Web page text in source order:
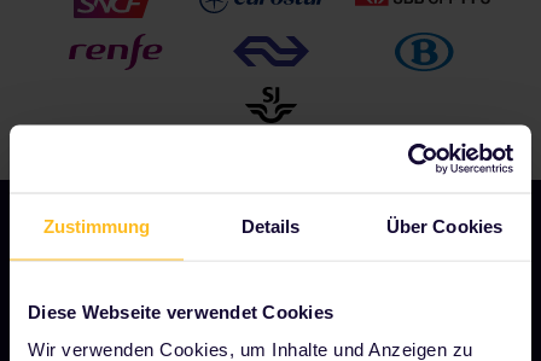
Zustimmung Details Über Cookies
Diese Webseite verwendet Cookies
Wir verwenden Cookies, um Inhalte und Anzeigen zu
UNSER UNTERNEHMEN
Über uns